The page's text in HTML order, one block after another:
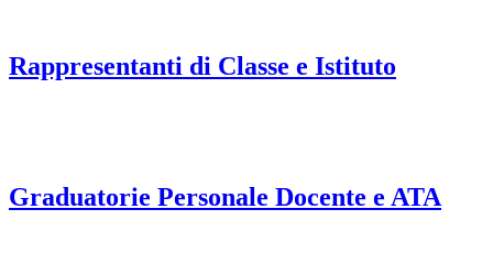
Rappresentanti di Classe e Istituto
Graduatorie Personale Docente e ATA